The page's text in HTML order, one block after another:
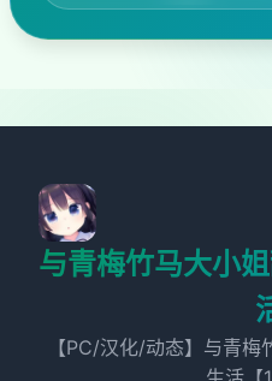
与青梅竹马大小
【PC/汉化/动态】与青